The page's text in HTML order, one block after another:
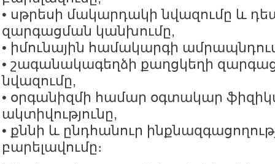
• սթրեսի մակարդակի նվազումը և
զարգացման կանխումը,
• իմունային համակարգի
• շագանակագեղձի քաղցկեղի
նվազումը,
• օրգանիզմի համար օգտակար
ակտիվությունը,
• քննի և ընդհանուր
բարելավումը։